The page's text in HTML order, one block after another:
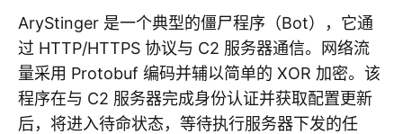
AryStinger 是一个典型的僵尸程序（Bot），它通
过 HTTP/HTTPS 协议与 C2 服务器通信。网络流
量采用 Protobuf 编码并辅以简单的 XOR 加密。该
程序在与 C2 服务器完成身份认证并获取配置更新
后，将进入待命状态，等待执行服务器下发的任